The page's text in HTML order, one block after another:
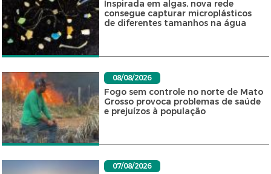
Inspirada em algas, nova rede
consegue capturar microplásticos
de diferentes tamanhos na água
08/08/2026
Fogo sem controle no norte de Mato
Grosso provoca problemas de saúde
e prejuízos à população
07/08/2026